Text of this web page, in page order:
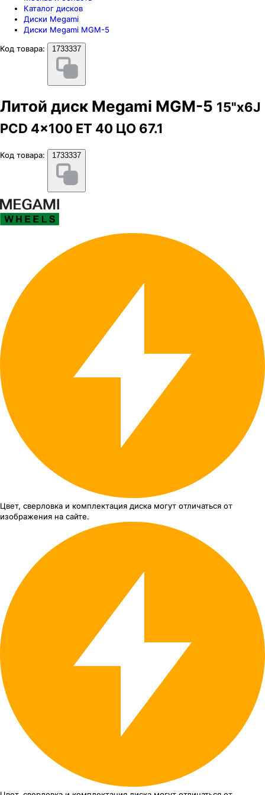
Каталог дисков
Диски Megami
Диски Megami MGM-5
Код товара:
1733337
Литой диск Megami MGM-5 15"x6J
PCD 4x100 ЕТ 40 ЦО 67.1
Код товара: 1733337
Цвет, сверловка и комплектация диска могут отличаться от
изображения на сайте.